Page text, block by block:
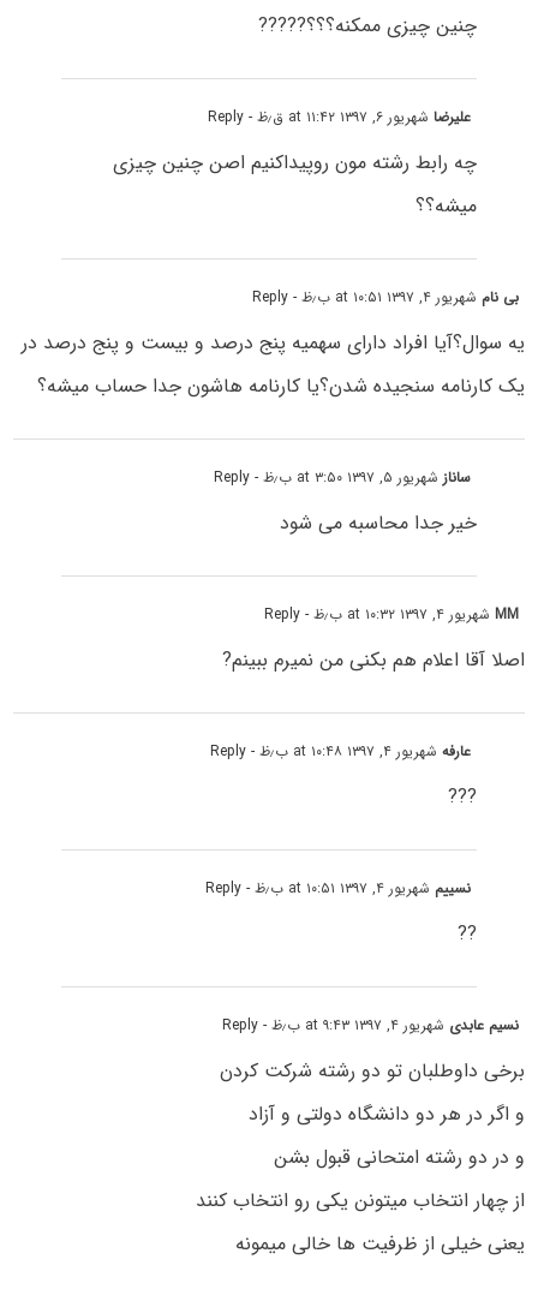
چنین چیزی ممکنه؟؟؟?????
علیرضاشهریور ۶, ۱۳۹۷ at ۱۱:۴۲ ق٫ظ - Reply
چه رابط رشته مون روپیداکنیم اصن چنین چیزی
میشه؟؟
بی نام شهریور ۴, ۱۳۹۷ at ۱۰:۵۱ ب٫ظ - Reply
یه سوال؟آیا افراد دارای سهمیه پنج درصد و بیست و پنج درصد در
یک کارنامه سنجیده شدن؟یا کارنامه هاشون جدا حساب میشه؟
سانازشهریور ۵, ۱۳۹۷ at ۳:۵۰ ب٫ظ - Reply
خیر جدا محاسبه می شود
MMشهریور ۴, ۱۳۹۷ at ۱۰:۳۲ ب٫ظ - Reply
اصلا آقا اعلام هم بکنی من نمیرم ببینم?
عارفهشهریور ۴, ۱۳۹۷ at ۱۰:۴۸ ب٫ظ - Reply
???
نسییم شهریور ۴, ۱۳۹۷ at ۱۰:۵۱ ب٫ظ - Reply
??
نسیم عابدی شهریور ۴, ۱۳۹۷ at ۹:۴۳ ب٫ظ - Reply
برخی داوطلبان تو دو رشته شرکت کردن
و اگر در هر دو دانشگاه دولتی و آزاد
و در دو رشته امتحانی قبول بشن
از چهار انتخاب میتونن یکی رو انتخاب کنند
یعنی خیلی از ظرفیت ها خالی میمونه